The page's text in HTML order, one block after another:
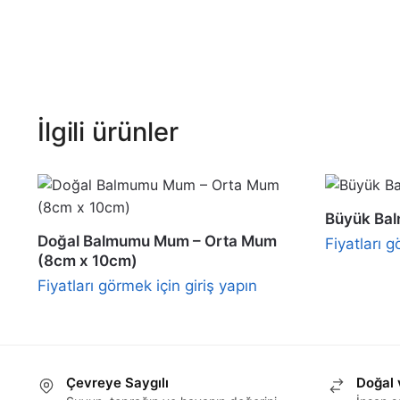
İlgili ürünler
Doğal Balmumu Mum – Orta Mum
(8cm x 10cm)
Fiyatları görmek için giriş yapın
Büyük
Fiyatları
Çevreye Saygılı Doğal